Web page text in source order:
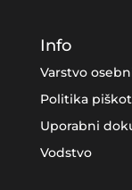
Info
Varstvo
Politika
Uporabni
Vodstvo